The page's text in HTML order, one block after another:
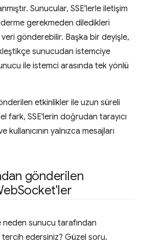
Sunucular, SSE'lerle iletişim
gerekmeden diledikleri
veri gönderebilir. Başka bir deyişle,
sunucudan istemciye
ile istemci arasında tek yönlü
etkinlikler ile uzun süreli
fark, SSE'lerin doğrudan tarayıcı
yalnızca mesajları
gönderilen
Socket'ler
sunucu tarafından
edersiniz? Güzel soru.